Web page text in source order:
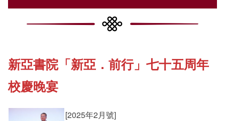
《新亞簡訊》
《新亞書院概覽》
College Updates
Cultural Topics
Student Development
新亞書院「新亞．前行」七十五周年
校慶晚宴
[2025年2月號]